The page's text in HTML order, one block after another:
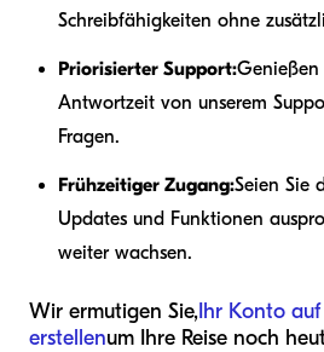
Schreibfähigkeiten ohne
Priorisierter Support:Genießen
Antwortzeit von unserem
Fragen.
Frühzeitiger Zugang:Seien Sie
Updates und Funktionen
weiter wachsen.
Wir ermutigen Sie,Ihr Konto
erstellenum Ihre Reise noch